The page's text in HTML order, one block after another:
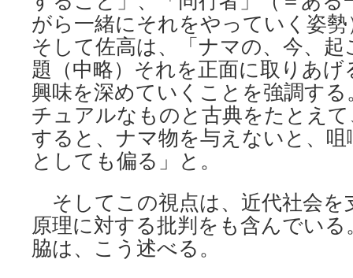
がら一緒にそれをやっていく姿
そして佐高は、「ナマの、今、
題（中略）それを正面に取りあ
興味を深めていくことを強調す
チュアルなものと古典をたとえ
すると、ナマ物を与えないと、
としても偏る」と。
そしてこの視点は、近代社会を
原理に対する批判をも含んでい
脇は、こう述べる。